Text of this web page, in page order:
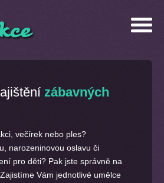
zábavných
večírek nebo ples?
narozeninovou oslavu či
pro děti? Pak jste správně na
Vám jednotlivé umělce